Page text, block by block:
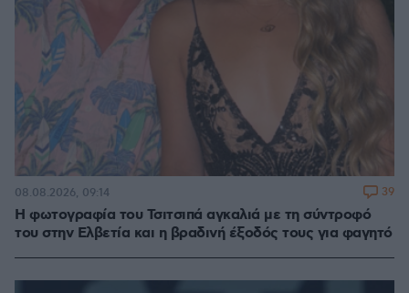
Η φωτογραφία του Τσιτσιπά αγκαλιά με τη σύντροφό
του στην Ελβετία και η βραδινή έξοδός τους για φαγητό
08.08.2026, 09:14 39